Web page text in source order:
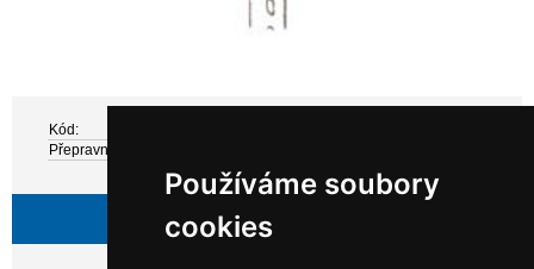
Používáme soubory
cookies
Kód:
Přepravní hmotnost:
Zeptejte se